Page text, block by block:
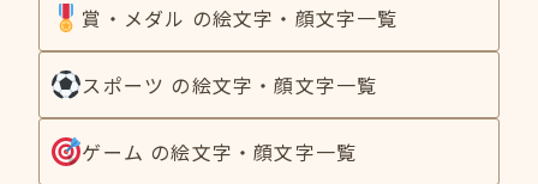
賞・メダル の絵文字・顔文字一覧
スポーツ の絵文字・顔文字一覧
ゲーム の絵文字・顔文字一覧